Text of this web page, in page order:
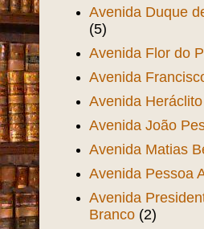
Avenida Duque
(5)
Avenida Flor do
Avenida
Avenida
Avenida João
Avenida Matias
Avenida Pessoa
Avenida
Branco (2)